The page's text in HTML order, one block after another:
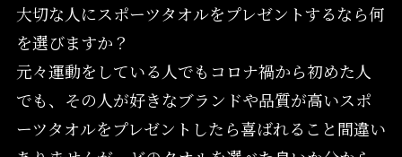
大切な人にスポーツタオルをプレゼントするなら何
を選びますか？
元々運動をしている人でもコロナ禍から初めた人
でも、その人が好きなブランドや品質が高いスポ
ーツタオルをプレゼントしたら喜ばれること間違い